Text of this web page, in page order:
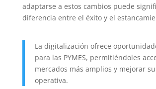
adaptarse a estos cambios puede
diferencia entre el éxito y el
La digitalización ofrece
para las PYMES, permitiéndoles
mercados más amplios y mejorar
operativa.